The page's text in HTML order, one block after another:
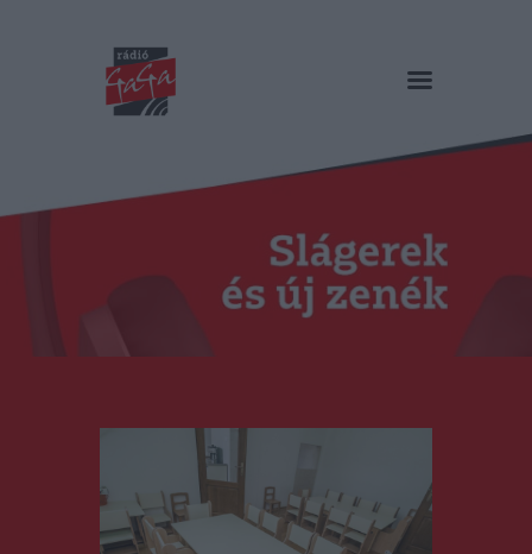
RÁDIÓ GAGA
Műsorok
Duma Duba
Podcast és videók
Stáb
Kapcsolat